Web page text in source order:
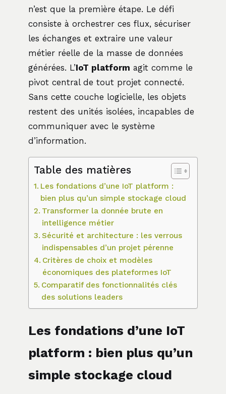
n’est que la première étape. Le défi
consiste à orchestrer ces flux, sécuriser
les échanges et extraire une valeur
métier réelle de la masse de données
générées. L’IoT platform agit comme le
pivot central de tout projet connecté.
Sans cette couche logicielle, les objets
restent des unités isolées, incapables de
communiquer avec le système
d’information.
Table des matières
Les fondations d’une IoT platform :
bien plus qu’un simple stockage cloud
Transformer la donnée brute en
intelligence métier
Sécurité et architecture : les verrous
indispensables d’un projet pérenne
Critères de choix et modèles
économiques des plateformes IoT
Comparatif des fonctionnalités clés
des solutions leaders
Les fondations d’une IoT
platform : bien plus qu’un
simple stockage cloud